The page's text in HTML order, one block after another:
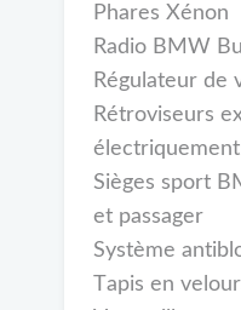
Phares Xénon
Radio BMW
Régulateur de
Rétroviseurs
Sièges sport
et passager
Système
Tapis en